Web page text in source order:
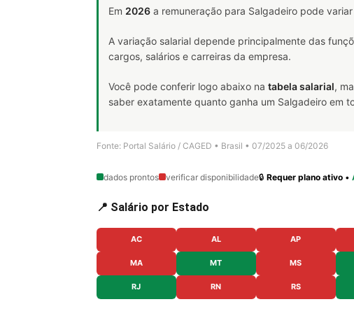
Em 2026 a remuneração para Salgadeiro pode
A variação salarial depende principalmente das
cargos, salários e carreiras da empresa.
Você pode conferir logo abaixo na tabela salarial,
saber exatamente quanto ganha um Salgadeiro em
Fonte: Portal Salário / CAGED • Brasil • 07/2025 a 06/2026
dados prontos verificar disponibilidade🔒 Requer plano ativo •
📍 Salário por Estado
AC AL AP
MA MT MS
RJ RN RS